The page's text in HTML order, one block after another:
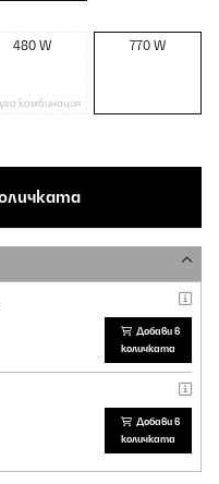
480 W
комбинация
770 W
Добави в
количката
Добави в
количката